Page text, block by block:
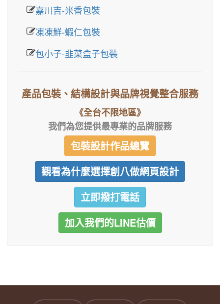
嘉川吉-米香包裝
凍凍鮮-蝦仁包裝
包小子-韭菜盒子包裝
產品包裝、結構設計與品牌視覺整合服務
《全台不限地區》
我們為您提供最專業的品牌服務
包裝設計作品總覽
觀看為什麼選擇創八做網頁設計
立即撥打電話
加入我們的LINE估價